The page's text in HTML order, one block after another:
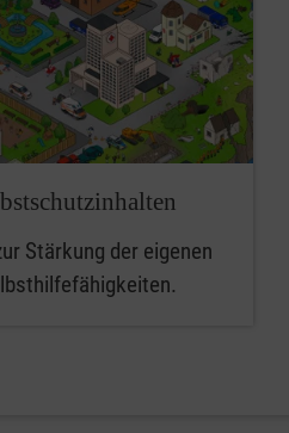
Stärkung der eigenen